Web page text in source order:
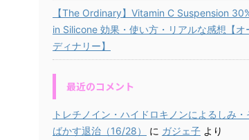
【The Ordinary】Vitamin C Suspension
in Silicone 効果・使い方・リアルな感想【オ
ディナリー】
最近のコメント
トレチノイン・ハイドロキノンによるしみ・
ばかす退治（16/28）
に ガジェ子 より